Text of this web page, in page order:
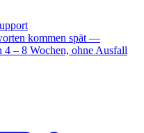
kommen spät —
4 – 8 Wochen, ohne Ausfall